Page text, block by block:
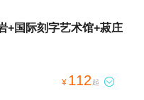
+国际刻字艺术馆+菽庄
¥ 112 起 